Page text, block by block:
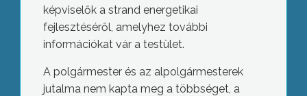
képviselők a strand energetikai
fejlesztéséről, amelyhez további
információkat vár a testület.
A polgármester és az alpolgármesterek
jutalma nem kapta meg a többséget, a